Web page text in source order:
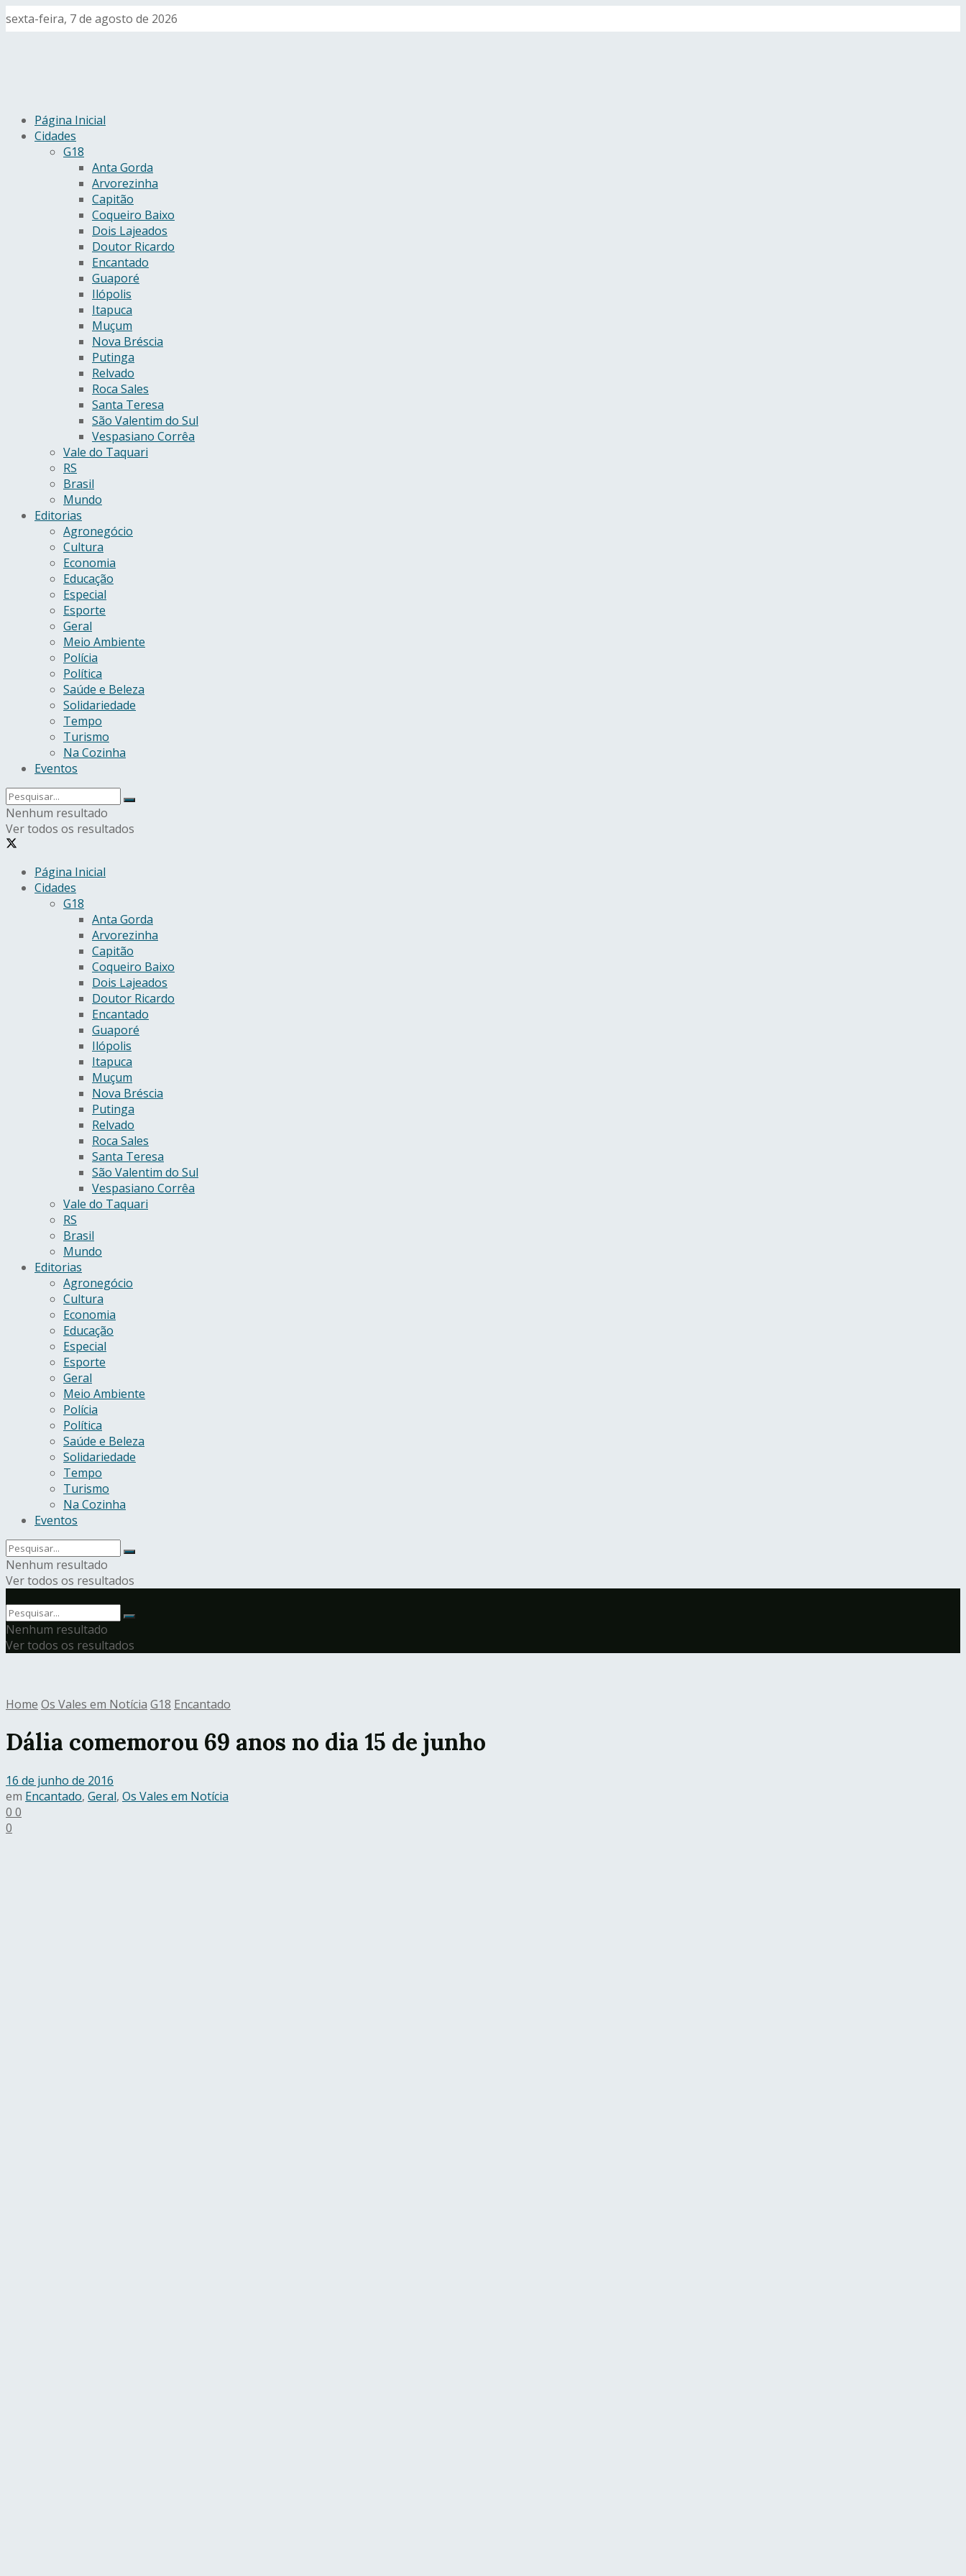
sexta-feira, 7 de agosto de 2026
Página Inicial
Cidades
G18
Anta Gorda
Arvorezinha
Capitão
Coqueiro Baixo
Dois Lajeados
Doutor Ricardo
Encantado
Guaporé
Ilópolis
Itapuca
Muçum
Nova Bréscia
Putinga
Relvado
Roca Sales
Santa Teresa
São Valentim do Sul
Vespasiano Corrêa
Vale do Taquari
RS
Brasil
Mundo
Editorias
Agronegócio
Cultura
Economia
Educação
Especial
Esporte
Geral
Meio Ambiente
Polícia
Política
Saúde e Beleza
Solidariedade
Tempo
Turismo
Na Cozinha
Eventos
Nenhum resultado
Ver todos os resultados
Página Inicial
Cidades
G18
Anta Gorda
Arvorezinha
Capitão
Coqueiro Baixo
Dois Lajeados
Doutor Ricardo
Encantado
Guaporé
Ilópolis
Itapuca
Muçum
Nova Bréscia
Putinga
Relvado
Roca Sales
Santa Teresa
São Valentim do Sul
Vespasiano Corrêa
Vale do Taquari
RS
Brasil
Mundo
Editorias
Agronegócio
Cultura
Economia
Educação
Especial
Esporte
Geral
Meio Ambiente
Polícia
Política
Saúde e Beleza
Solidariedade
Tempo
Turismo
Na Cozinha
Eventos
Nenhum resultado
Ver todos os resultados
Nenhum resultado
Ver todos os resultados
Home Os Vales em Notícia G18 Encantado
Dália comemorou 69 anos no dia 15 de junho
16 de junho de 2016
em Encantado, Geral, Os Vales em Notícia
0 0
0